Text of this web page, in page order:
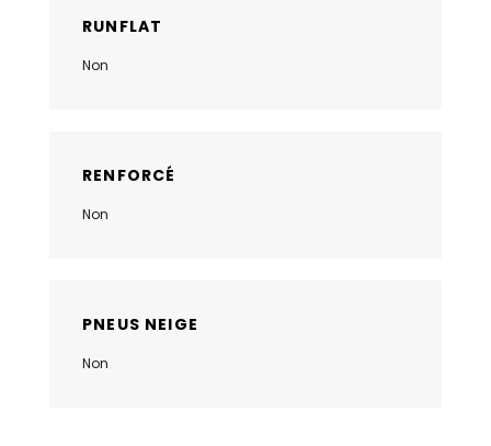
RUNFLAT
Non
RENFORCÉ
Non
PNEUS NEIGE
Non